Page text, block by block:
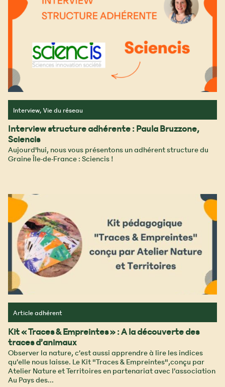
Interview, Vie du réseau
Interview structure adhérente : Paula Bruzzone,
Sciencis
Aujourd'hui, nous vous présentons un adhérent structure du
Graine Île-de-France : Sciencis !
Article adhérent
Kit « Traces & Empreintes » : A la découverte des
traces d’animaux
Observer la nature, c’est aussi apprendre à lire les indices
qu’elle nous laisse. Le Kit "Traces & Empreintes",conçu par
Atelier Nature et Territoires en partenariat avec l’association
Au Pays des...